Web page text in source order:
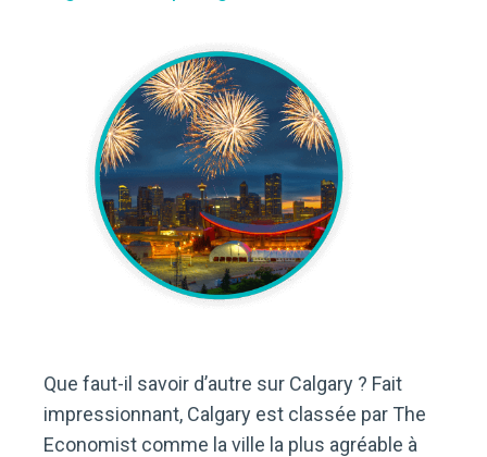
Que faut-il savoir d’autre sur Calgary ? Fait
impressionnant, Calgary est classée par The
Economist comme la ville la plus agréable à